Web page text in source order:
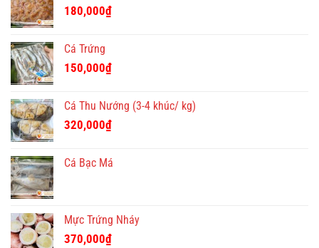
180,000₫
Cá Trứng
150,000₫
Cá Thu Nướng (3-4 khúc/ kg)
320,000₫
Cá Bạc Má
Mực Trứng Nháy
370,000₫